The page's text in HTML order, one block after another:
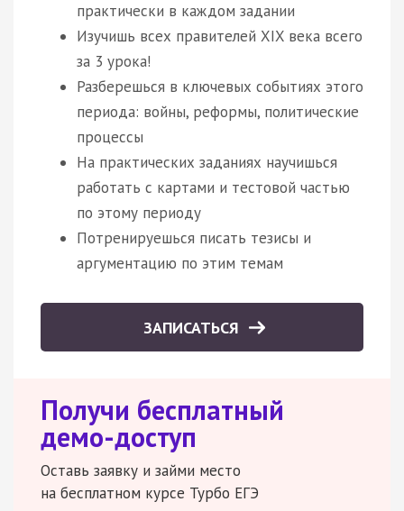
практически в каждом задании
Изучишь всех правителей XIX века всего
за 3 урока!
Разберешься в ключевых событиях этого
периода: войны, реформы, политические
процессы
На практических заданиях научишься
работать с картами и тестовой частью
по этому периоду
Потренируешься писать тезисы и
аргументацию по этим темам
ЗАПИСАТЬСЯ
Получи бесплатный
демо-доступ
Оставь заявку и займи место
на бесплатном курсе Турбо ЕГЭ